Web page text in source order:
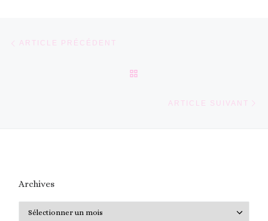
Parcourir les articles
ARTICLE PRÉCÉDENT
ARTICLE SUIVANT
Archives